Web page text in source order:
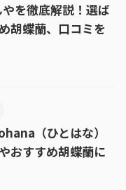
やを徹底解説！選ば
胡蝶蘭、口コミを
（ひとはな）
おすすめ胡蝶蘭に